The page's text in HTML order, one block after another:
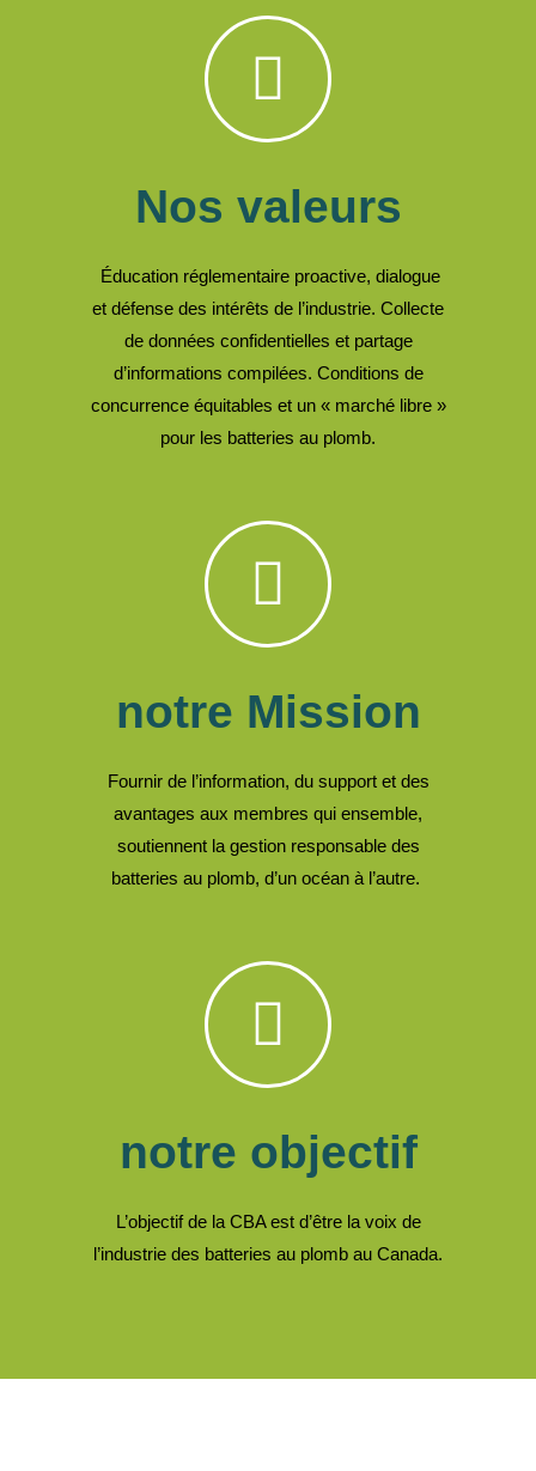
Nos valeurs
Éducation réglementaire proactive, dialogue
et défense des intérêts de l’industrie. Collecte
de données confidentielles et partage
d’informations compilées. Conditions de
concurrence équitables et un « marché libre »
pour les batteries au plomb.
notre Mission
Fournir de l’information, du support et des
avantages aux membres qui ensemble,
soutiennent la gestion responsable des
batteries au plomb, d’un océan à l’autre.
notre objectif
L’objectif de la CBA est d’être la voix de
l’industrie des batteries au plomb au Canada.